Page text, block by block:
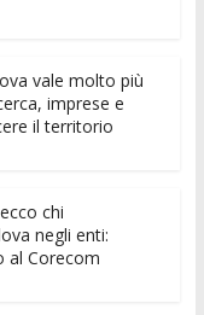
vale molto più
imprese e
il territorio
chi
negli enti:
al Corecom